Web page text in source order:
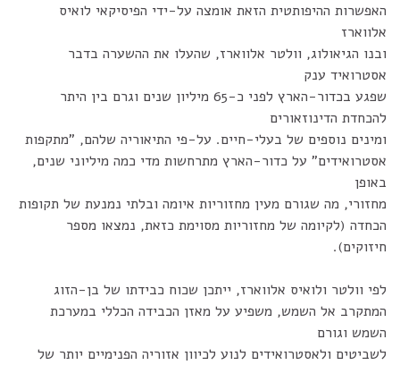
האפשרות ההיפותטית הזאת אומצה על-ידי הפיסיקאי לואיס
אלווארז
ובנו הגיאולוג, וולטר אלווארז, שהעלו את ההשערה בדבר
אסטרואיד ענק
שפגע בכדור-הארץ לפני כ-65 מיליון שנים וגרם בין היתר
להכחדת הדינוזאורים
ומינים נוספים של בעלי-חיים. על-פי התיאוריה שלהם, "מתקפות
אסטרואידים" על כדור-הארץ מתרחשות מדי כמה מיליוני שנים,
באופן
מחזורי, מה שגורם מעין מחזוריות איומה ובלתי נמנעת של תקופות
הכחדה (לקיומה של מחזוריות מסוימת כזאת, נמצאו מספר
חיזוקים).
לפי וולטר ולואיס אלווארז, ייתכן שכוח כבידתו של בן-הזוג
המתקרב אל השמש, משפיע על מאזן הכבידה הכללי במערכת
השמש וגורם
לשביטים ולאסטרואידים לנוע לכיוון אזוריה הפנימיים יותר של